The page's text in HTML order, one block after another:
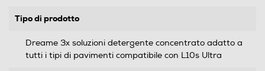
Tipo di prodotto
Dreame 3x soluzioni detergente concentrato adatto a
tutti i tipi di pavimenti compatibile con L10s Ultra